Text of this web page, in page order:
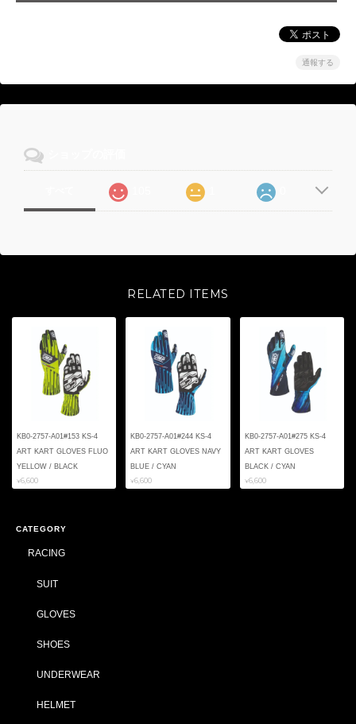
通報する
RELATED ITEMS
KB0-2757-A01#153 KS-4
ART KART GLOVES FLUO
YELLOW / BLACK
¥6,600
KB0-2757-A01#244 KS-4
ART KART GLOVES NAVY
BLUE / CYAN
¥6,600
KB0-2757-A01#275 KS-4
ART KART GLOVES
BLACK / CYAN
¥6,600
CATEGORY
RACING
SUIT
GLOVES
SHOES
UNDERWEAR
HELMET